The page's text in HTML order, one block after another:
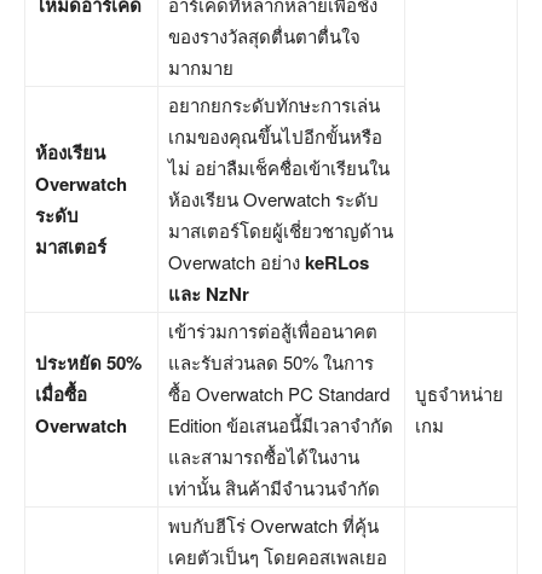
ของรางวัลสุดตื่นตาตื่นใจ
มากมาย
ห้องเรียน
Overwatch
ระดับ
มาสเตอร์
อยากยกระดับทักษะการเล่น
เกมของคุณขึ้นไปอีกขั้นหรือ
ไม่ อย่าลืมเช็คชื่อเข้าเรียนใน
ห้องเรียน Overwatch ระดับ
มาสเตอร์โดยผู้เชี่ยวชาญด้าน
Overwatch อย่างkeRLos
และ NzNr
ประหยัด 50%
เมื่อซื้อ
Overwatch
เข้าร่วมการต่อสู้เพื่ออนาคต
และรับส่วนลด 50% ในการ
ซื้อ Overwatch PC Standard
Edition ข้อเสนอนี้มีเวลาจำกัด
และสามารถซื้อได้ในงาน
เท่านั้น สินค้ามีจำนวนจำกัด
บูธจำหน่าย
เกม
พบกับฮีโร่ Overwatch ที่คุ้น
เคยตัวเป็นๆ โดยคอสเพลเยอ